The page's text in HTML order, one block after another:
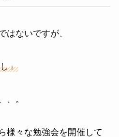
はないですが、
」
、。
様々な勉強会を開催して